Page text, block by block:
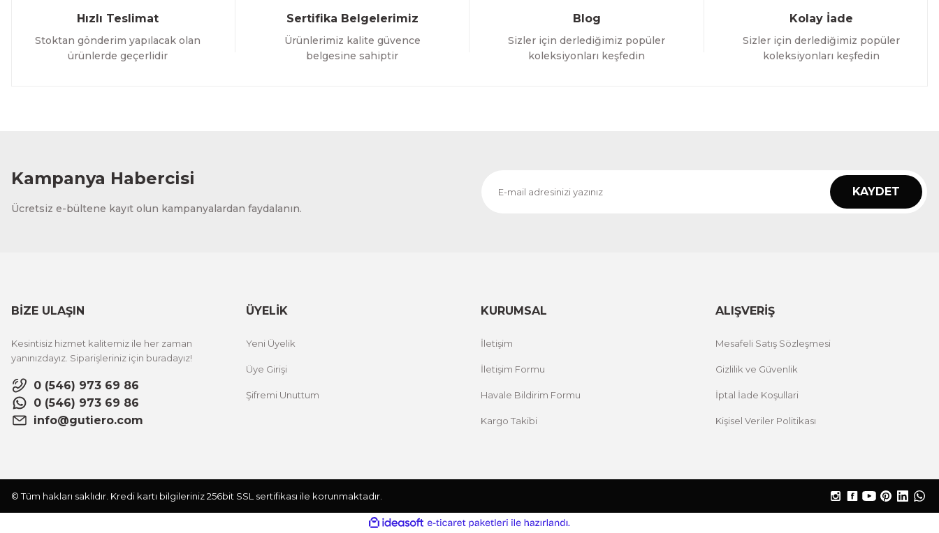
Hızlı Teslimat
Stoktan gönderim yapılacak olan
ürünlerde geçerlidir
Sertifika Belgelerimiz
Ürünlerimiz kalite güvence
belgesine sahiptir
Blog
Sizler için derlediğimiz popüler
koleksiyonları keşfedin
Kolay İade
Sizler için derlediğimiz popüler
koleksiyonları keşfedin
Kampanya Habercisi
Ücretsiz e-bültene kayıt olun kampanyalardan faydalanın.
KAYDET
BİZE ULAŞIN
Kesintisiz hizmet kalitemiz ile her zaman
yanınızdayız. Siparişleriniz için buradayız!
0 (546) 973 69 86
0 (546) 973 69 86
info@gutiero.com
ÜYELİK
Yeni Üyelik
Üye Girişi
Şifremi Unuttum
KURUMSAL
İletişim
İletişim Formu
Havale Bildirim Formu
Kargo Takibi
ALIŞVERİŞ
Mesafeli Satış Sözleşmesi
Gizlilik ve Güvenlik
İptal İade Koşullari
Kişisel Veriler Politikası
© Tüm hakları saklıdır. Kredi kartı bilgileriniz 256bit SSL sertifikası ile korunmaktadır.
ideasoft
e-